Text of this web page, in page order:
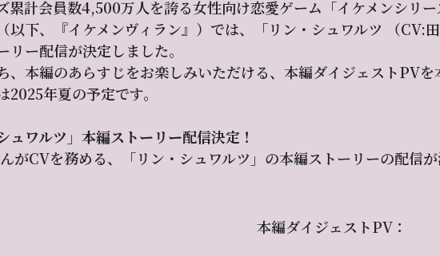
累計会員数4,500万人を誇る女性向け恋愛ゲーム「イケメンシリ
以下、『イケメンヴィラン』）では、「リン・シュワルツ （CV:
リー配信が決定しました。
、本編のあらすじをお楽しみいただける、本編ダイジェストPVを
2025年夏の予定です。
ワルツ」本編ストーリー配信決定！
がCVを務める、「リン・シュワルツ」の本編ストーリーの配信
本編ダイジェストPV：